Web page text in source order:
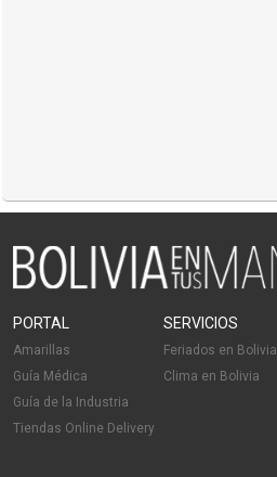
PORTAL
Amarillas
Guía Médica
Guía de la Industria
Tiendas Online Delivery
SERVICIOS
Feriados en Bolivia
Clima en Bolivia